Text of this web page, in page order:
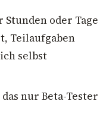
Stunden oder Tage
Teilaufgaben
selbst
nur Beta-Tester